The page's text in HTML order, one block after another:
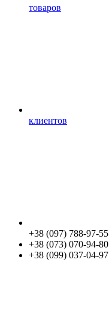
товаров
клиентов
+38 (097) 788-97-55
+38 (073) 070-94-80
+38 (099) 037-04-97